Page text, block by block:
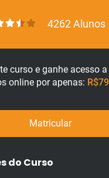
4262 Alunos
curso e ganhe acesso
online por apenas:
Matricular
do Curso